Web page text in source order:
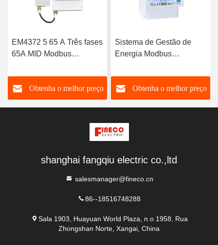
Sistema de Gestão de
Energia Modbus
EM4373 CT 3*230/400V
0,05-5 6 AObtenha o melhor preço
Analisador de potência de
três fases Modbus RTU
sistema de gestão de
energiaObtenha o melhor preço
shanghai fangqiu electric co.,ltd
salesmanager@fineco.cn
86--18516748288
Sala 1903, Huayuan World Plaza, n.o 1958, Rua
Zhongshan Norte, Xangai, China